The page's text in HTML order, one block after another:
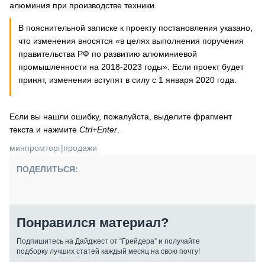
алюминия при производстве техники.
В пояснительной записке к проекту постановления указано,
что изменения вносятся «в целях выполнения поручения
правительства РФ по развитию алюминиевой
промышленности на 2018-2023 годы». Если проект будет
принят, изменения вступят в силу с 1 января 2020 года.
Если вы нашли ошибку, пожалуйста, выделите фрагмент
текста и нажмите Ctrl+Enter
минпромторг|продажи
ПОДЕЛИТЬСЯ:
Понравился материал?
Подпишитесь на Дайджест от “Грейдера” и получайте
подборку лучших статей каждый месяц на свою почту!